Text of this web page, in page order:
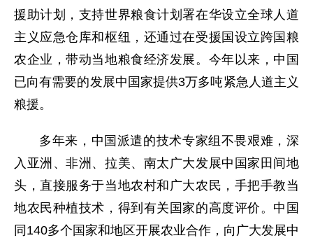
援助计划，支持世界粮食计划署在华设立全球人道
主义应急仓库和枢纽，还通过在受援国设立跨国粮
农企业，带动当地粮食经济发展。今年以来，中国
已向有需要的发展中国家提供3万多吨紧急人道主义
粮援。
多年来，中国派遣的技术专家组不畏艰难，深
入亚洲、非洲、拉美、南太广大发展中国家田间地
头，直接服务于当地农村和广大农民，手把手教当
地农民种植技术，得到有关国家的高度评价。中国
同140多个国家和地区开展农业合作，向广大发展中